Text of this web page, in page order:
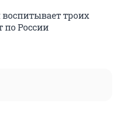
воспитывает троих
по России